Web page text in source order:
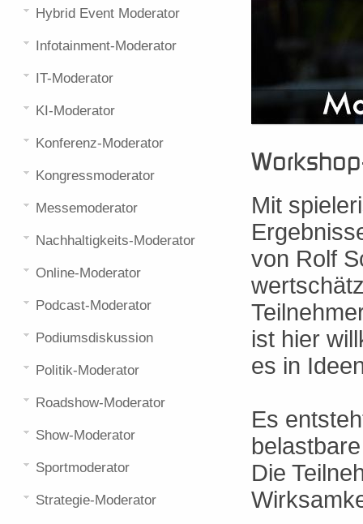
Mit
von Rolf
ist hier
es in
Es
Die
Hybrid Event Moderator
Infotainment-Moderator
IT-Moderator
KI-Moderator
Konferenz-Moderator
Kongressmoderator
Messemoderator
Nachhaltigkeits-Moderator
Online-Moderator
Podcast-Moderator
Podiumsdiskussion
Politik-Moderator
Roadshow-Moderator
Show-Moderator
Sportmoderator
Strategie-Moderator